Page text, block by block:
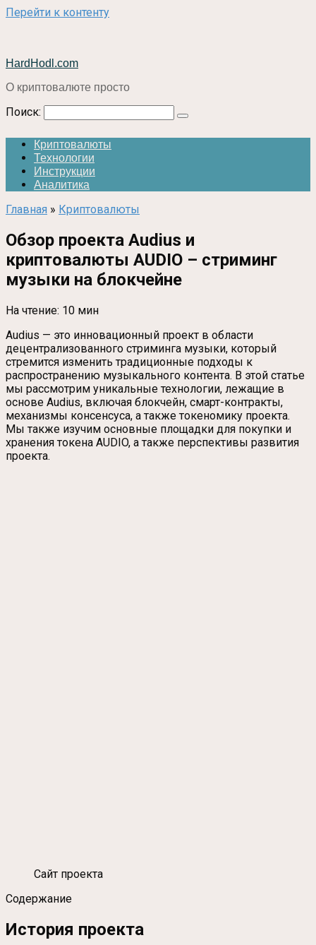
Перейти к контенту
HardHodl.com
О криптовалюте просто
Поиск:
Криптовалюты
Технологии
Инструкции
Аналитика
Главная » Криптовалюты
Обзор проекта Audius и
криптовалюты AUDIO – стриминг
музыки на блокчейне
На чтение: 10 мин
Audius — это инновационный проект в области
децентрализованного стриминга музыки, который
стремится изменить традиционные подходы к
распространению музыкального контента. В этой статье
мы рассмотрим уникальные технологии, лежащие в
основе Audius, включая блокчейн, смарт-контракты,
механизмы консенсуса, а также токеномику проекта.
Мы также изучим основные площадки для покупки и
хранения токена AUDIO, а также перспективы развития
проекта.
Сайт проекта
Содержание
История проекта